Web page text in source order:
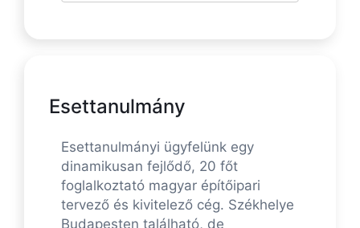
Esettanulmány
Esettanulmányi ügyfelünk egy
dinamikusan fejlődő, 20 főt
foglalkoztató magyar építőipari
tervező és kivitelező cég. Székhelye
Budapesten található, de